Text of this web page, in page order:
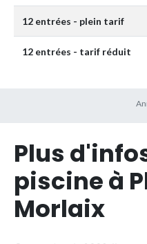
12 entrées - plein tarif
12 entrées - tarif réduit
Plus
piscine à
Morlaix